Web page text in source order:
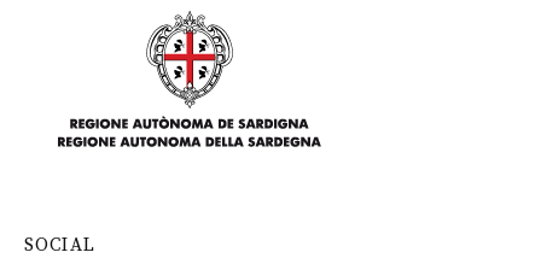
SOCIAL